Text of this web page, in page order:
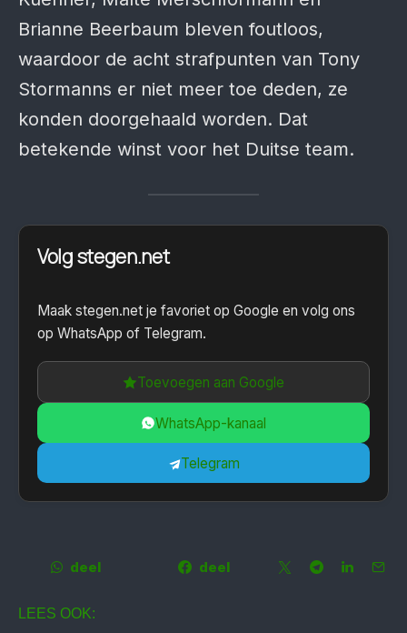
Brianne Beerbaum bleven foutloos,
waardoor de acht strafpunten van Tony
Stormanns er niet meer toe deden, ze
konden doorgehaald worden. Dat
betekende winst voor het Duitse team.
Volg stegen.net
Maak stegen.net je favoriet op Google en volg ons
op WhatsApp of Telegram.
Toevoegen aan Google
WhatsApp-kanaal
Telegram
deel deel
LEES OOK: